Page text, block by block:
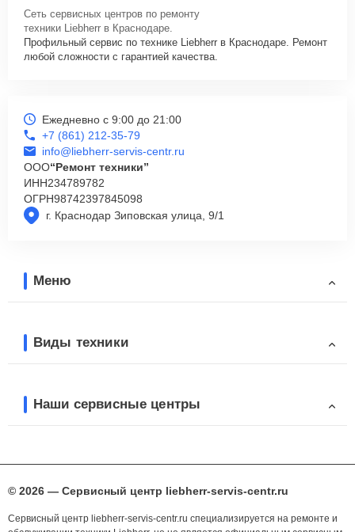
Сеть сервисных центров по ремонту
техники Liebherr в Краснодаре.
Профильный сервис по технике Liebherr в Краснодаре. Ремонт
любой сложности с гарантией качества.
г. Краснодар Зиповская улица, 9/1
Ежедневно с 9:00 до 21:00
+7 (861) 212-35-79
info@liebherr-servis-centr.ru
ООО“Ремонт техники”
ИНН234789782
ОГРН98742397845098
Меню
Виды техники
Наши сервисные центры
© 2026 — Сервисный центр liebherr-servis-centr.ru
Сервисный центр liebherr-servis-centr.ru специализируется на ремонте и